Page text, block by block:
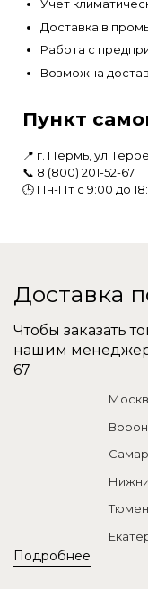
Учет
Доставка в
Работа с
Возможна
Пункт
📍 г. Пермь, ул.
📞 8 (800) 201-52-67
🕒 Пн-Пт с 9:00 до
Доставка
Чтобы заказать
нашим
67
Подробнее